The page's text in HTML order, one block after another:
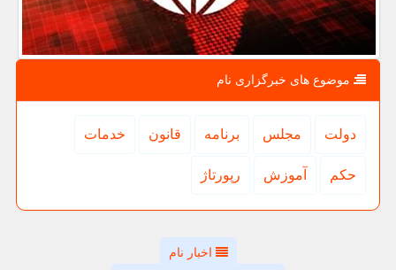
موضوع های خبرگزاری نام
دولت مجلس برنامه قانون خدمات
حكم آموزش رپورتاژ
اخبار نام